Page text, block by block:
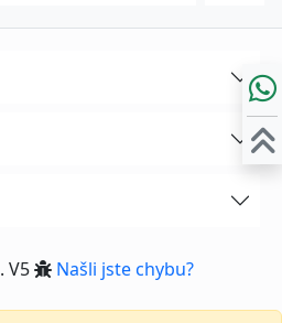
. V5 Našli jste chybu?